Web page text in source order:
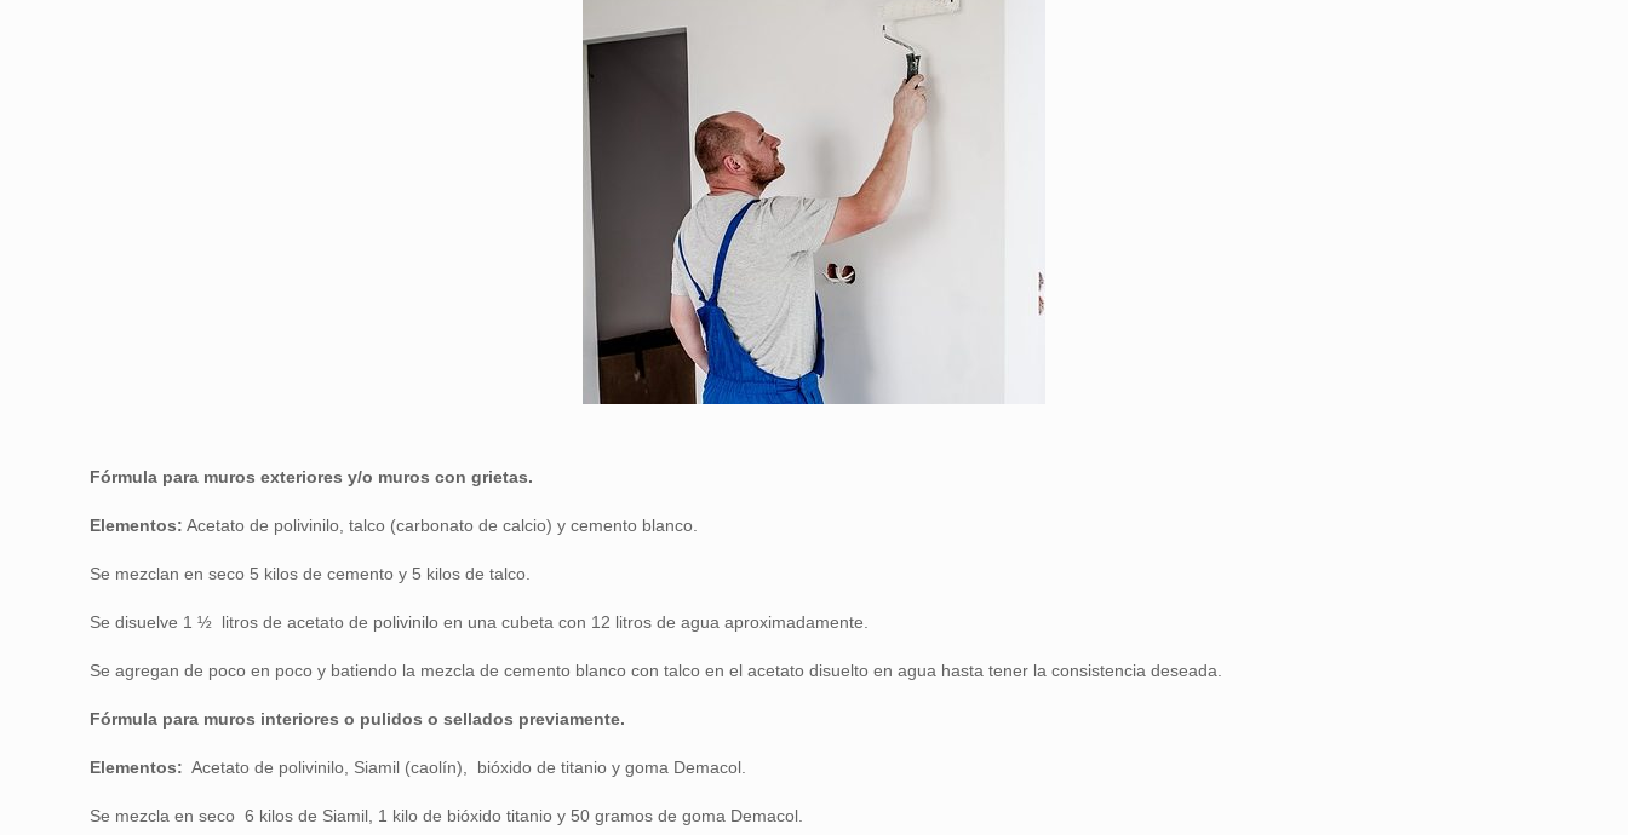
Fórmula para muros exteriores y/o muros con grietas.
Elementos: Acetato de polivinilo, talco (carbonato de calcio) y cemento blanco.
Se mezclan en seco 5 kilos de cemento y 5 kilos de talco.
Se disuelve 1 ½ litros de acetato de polivinilo en una cubeta con 12 litros de agua aproximadamente.
Se agregan de poco en poco y batiendo la mezcla de cemento blanco con talco en el acetato disuelto en agua hasta tener la consistencia deseada.
Fórmula para muros interiores o pulidos o sellados previamente.
Elementos: Acetato de polivinilo, Siamil (caolín), bióxido de titanio y goma Demacol.
Se mezcla en seco 6 kilos de Siamil, 1 kilo de bióxido titanio y 50 gramos de goma Demacol.